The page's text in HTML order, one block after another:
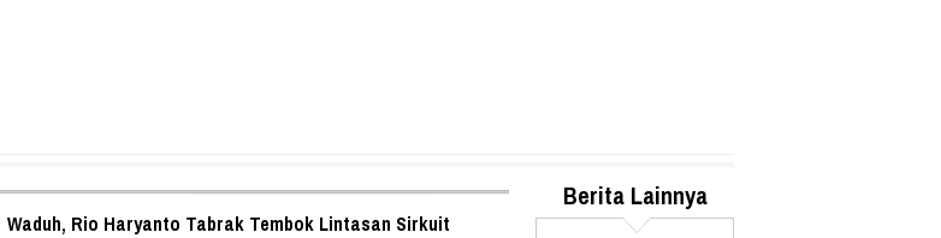
Waduh, Rio Haryanto Tabrak Tembok Lintasan Sirkuit
Berita Lainnya